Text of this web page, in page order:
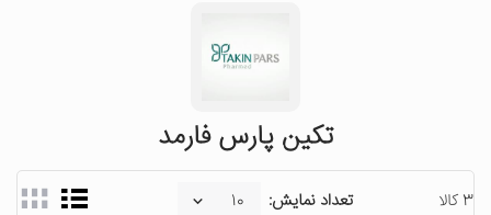
تکین پارس فارمد
3 کالا تعداد نمایش: